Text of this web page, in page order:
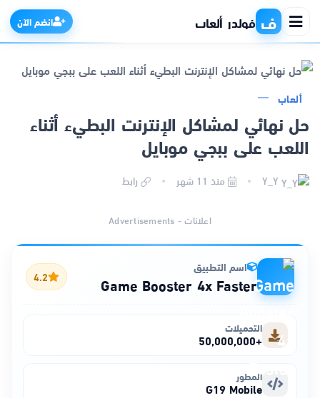
ف فولدر ألعاب انضم الآن
التطبيقات
الألعاب
ذكاء اصطناعي
ألعاب
حل نهائي لمشاكل الإنترنت البطيء أثناء
اللعب على ببجي موبايل
منذ 11 شهر رابط
اعلانات - Advertisements
اسم التطبيق
Game Booster 4x Faster
4.2
التحميلات
+50,000,000
المطور
G19 Mobile